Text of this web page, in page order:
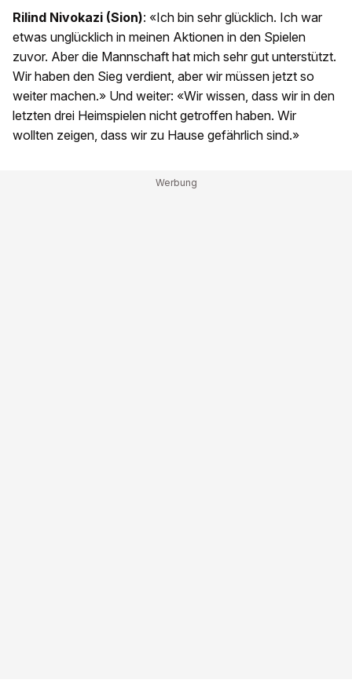
Rilind Nivokazi (Sion): «Ich bin sehr glücklich. Ich war
etwas unglücklich in meinen Aktionen in den Spielen
zuvor. Aber die Mannschaft hat mich sehr gut unterstützt.
Wir haben den Sieg verdient, aber wir müssen jetzt so
weiter machen.» Und weiter: «Wir wissen, dass wir in den
letzten drei Heimspielen nicht getroffen haben. Wir
wollten zeigen, dass wir zu Hause gefährlich sind.»